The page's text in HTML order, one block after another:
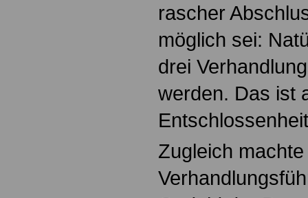
rascher
möglich sei:
drei
werden. Das ist
Zugleich